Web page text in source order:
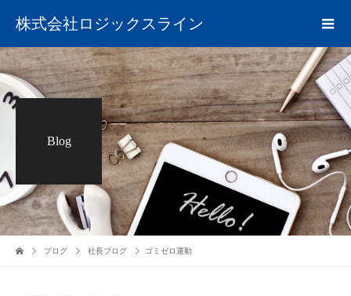
株式会社ロジックスライン
Blog
ブログ 社長ブログ ゴミゼロ運動